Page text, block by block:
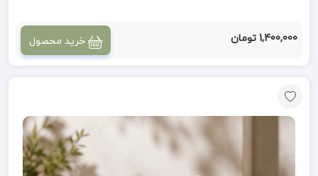
1,400,000 تومان خرید محصول